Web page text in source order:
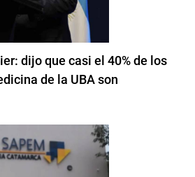
dijo que casi el 40% de los
de la UBA son